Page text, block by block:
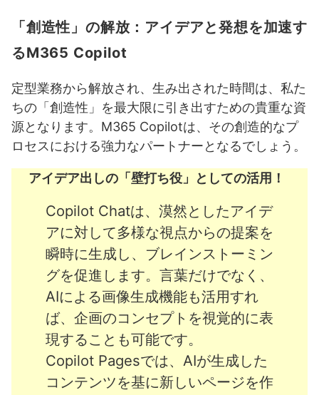
「創造性」の解放：アイデアと発想を加速す
るM365 Copilot
定型業務から解放され、生み出された時間は、私た
ちの「創造性」を最大限に引き出すための貴重な資
源となります。M365 Copilotは、その創造的なプ
ロセスにおける強力なパートナーとなるでしょう。
アイデア出しの「壁打ち役」としての活用！
Copilot Chatは、漠然としたアイデ
アに対して多様な視点からの提案を
瞬時に生成し、ブレインストーミン
グを促進します。言葉だけでなく、
AIによる画像生成機能も活用すれ
ば、企画のコンセプトを視覚的に表
現することも可能です。
Copilot Pagesでは、AIが生成した
コンテンツを基に新しいページを作